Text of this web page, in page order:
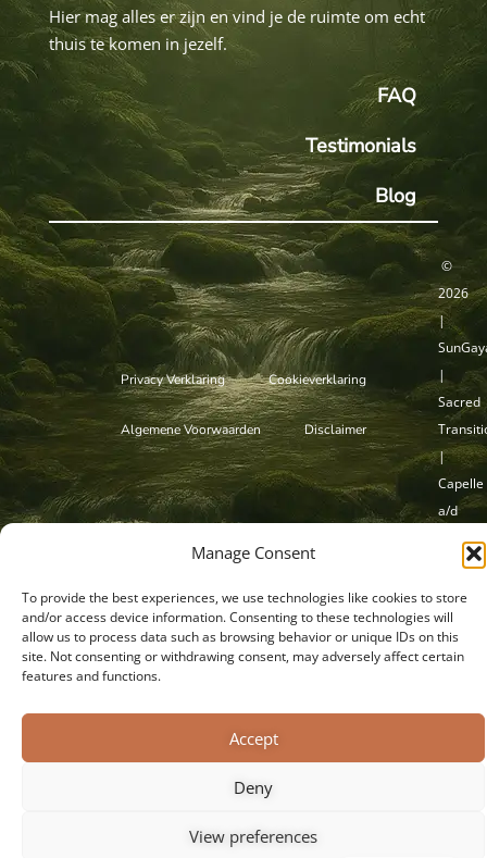
Manage Consent
To provide the best experiences, we use technologies like cookies to store
and/or access device information. Consenting to these technologies will
allow us to process data such as browsing behavior or unique IDs on this
site. Not consenting or withdrawing consent, may adversely affect certain
features and functions.
Accept
Deny
View preferences
Hier mag alles er zijn en vind je de ruimte om echt
thuis te komen in jezelf.
FAQ
Testimonials
Blog
©
2026
|
|
Sacred
|
Capelle
a/d
IJssel
Privacy Verklaring Cookieverklaring
Algemene Voorwaarden Disclaimer